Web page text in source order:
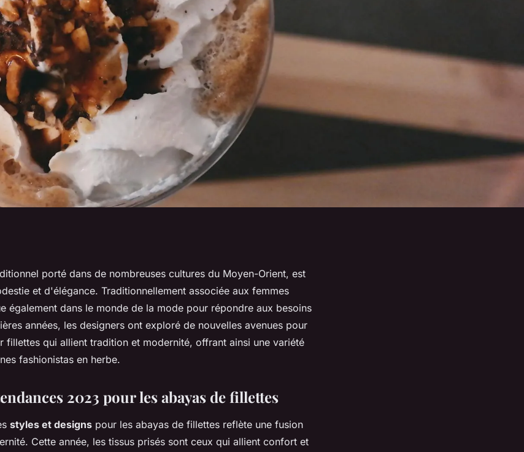
en matière
porté dans de nombreuses cultures du Moyen-Orient, est
et d'élégance. Traditionnellement associée aux femmes
également dans le monde de la mode pour répondre aux besoins
années, les designers ont exploré de nouvelles avenues pour
fillettes qui allient tradition et modernité, offrant ainsi une variété
fashionistas en herbe.
2023 pour les abayas de fillettes
styles et designs pour les abayas de fillettes reflète une fusion
Cette année, les tissus prisés sont ceux qui allient confort et